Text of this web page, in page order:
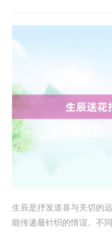
生辰是抒发道喜与关切的
能传递最针织的情谊。不